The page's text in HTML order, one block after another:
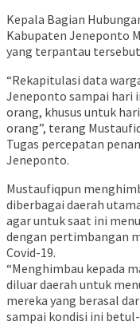
Kepala Bagian
Kabupaten Jeneponto
yang terpantau
“Rekapitulasi data
Jeneponto sampai hari
orang, khusus untuk
orang”, terang
Tugas percepatan
Jeneponto.
Mustaufiqpun
diberbagai daerah
agar untuk saat ini
dengan pertimbangan
Covid-19.
“Menghimbau kepada
diluar daerah untuk
mereka yang berasal
sampai kondisi ini